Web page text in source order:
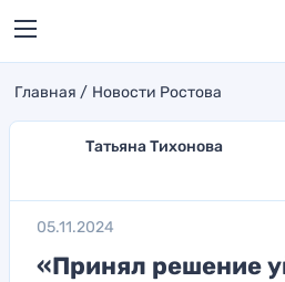
Главная Новости Ростова
Татьяна Тихонова
05.11.2024
«Принял решение